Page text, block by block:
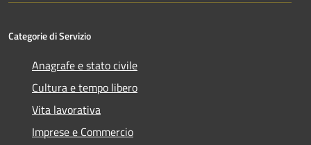
Categorie di Servizio
Anagrafe e stato civile
Cultura e tempo libero
Vita lavorativa
Imprese e Commercio